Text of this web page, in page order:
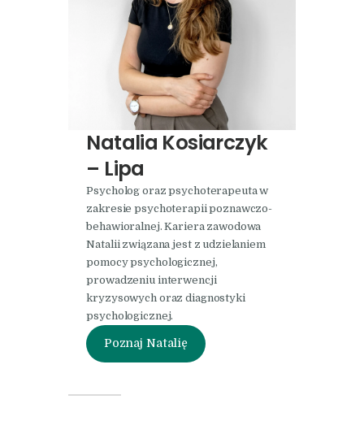
Natalia Kosiarczyk
– Lipa
Psycholog oraz psychoterapeuta w
zakresie psychoterapii poznawczo-
behawioralnej. Kariera zawodowa
Natalii związana jest z udzielaniem
pomocy psychologicznej,
prowadzeniu interwencji
kryzysowych oraz diagnostyki
psychologicznej.
Poznaj Natalię